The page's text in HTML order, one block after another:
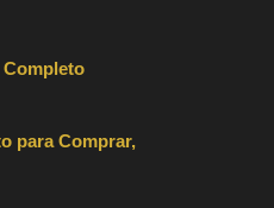
para Comprar,